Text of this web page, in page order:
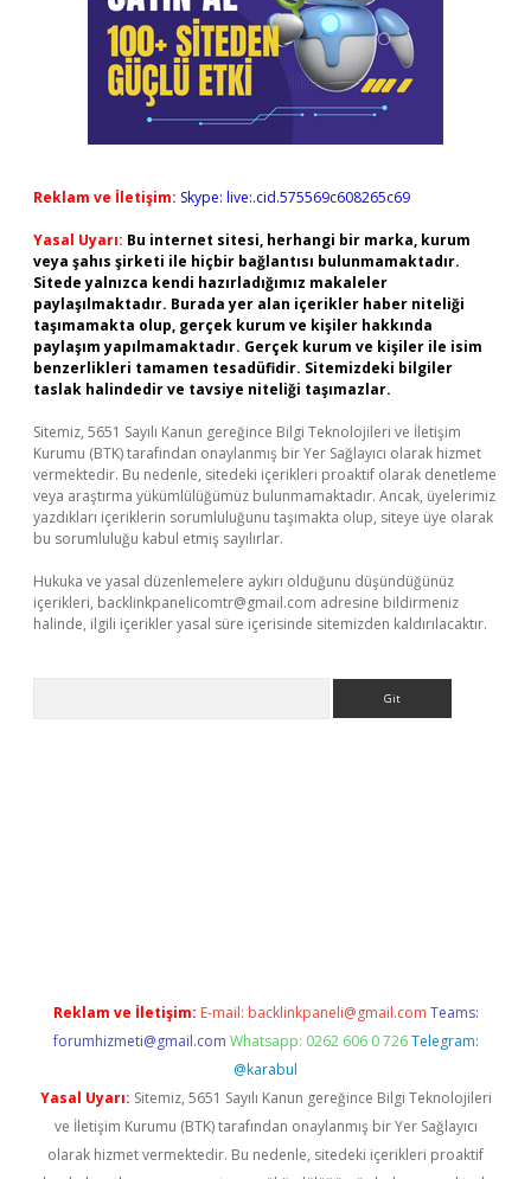
Reklam ve İletişim: Skype: live:.cid.575569c608265c69
Yasal Uyarı: Bu internet sitesi, herhangi bir marka, kurum
veya şahıs şirketi ile hiçbir bağlantısı bulunmamaktadır.
Sitede yalnızca kendi hazırladığımız makaleler
paylaşılmaktadır. Burada yer alan içerikler haber niteliği
taşımamakta olup, gerçek kurum ve kişiler hakkında
paylaşım yapılmamaktadır. Gerçek kurum ve kişiler ile isim
benzerlikleri tamamen tesadüfidir. Sitemizdeki bilgiler
taslak halindedir ve tavsiye niteliği taşımazlar.
Sitemiz, 5651 Sayılı Kanun gereğince Bilgi Teknolojileri ve İletişim
Kurumu (BTK) tarafından onaylanmış bir Yer Sağlayıcı olarak hizmet
vermektedir. Bu nedenle, sitedeki içerikleri proaktif olarak denetleme
veya araştırma yükümlülüğümüz bulunmamaktadır. Ancak, üyelerimiz
yazdıkları içeriklerin sorumluluğunu taşımakta olup, siteye üye olarak
bu sorumluluğu kabul etmiş sayılırlar.
Hukuka ve yasal düzenlemelere aykırı olduğunu düşündüğünüz
içerikleri, backlinkpanelicomtr@gmail.com adresine bildirmeniz
halinde, ilgili içerikler yasal süre içerisinde sitemizden kaldırılacaktır.
Reklam ve İletişim: E-mail: backlinkpaneli@gmail.com Teams:
forumhizmeti@gmail.com Whatsapp: 0262 606 0 726 Telegram:
@karabul
Yasal Uyarı: Sitemiz, 5651 Sayılı Kanun gereğince Bilgi Teknolojileri
ve İletişim Kurumu (BTK) tarafından onaylanmış bir Yer Sağlayıcı
olarak hizmet vermektedir. Bu nedenle, sitedeki içerikleri proaktif